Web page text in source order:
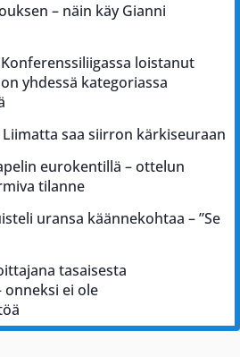
– näin käy Gianni
loistanut
yhdessä kategoriassa
Liimatta saa siirron kärkiseuraan
eurokentillä – ottelun
tilanne
uransa käännekohtaa – ”Se
tasaisesta
onneksi ei ole